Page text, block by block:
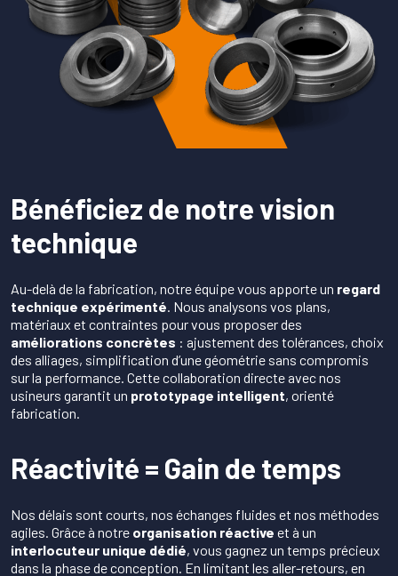
Bénéficiez de notre vision
technique
Au-delà de la fabrication, notre équipe vous apporte un regard
technique expérimenté. Nous analysons vos plans,
matériaux et contraintes pour vous proposer des
améliorations concrètes : ajustement des tolérances, choix
des alliages, simplification d’une géométrie sans compromis
sur la performance. Cette collaboration directe avec nos
usineurs garantit un prototypage intelligent, orienté
fabrication.
Réactivité = Gain de temps
Nos délais sont courts, nos échanges fluides et nos méthodes
agiles. Grâce à notre organisation réactive et à un
interlocuteur unique dédié, vous gagnez un temps précieux
dans la phase de conception. En limitant les aller-retours, en